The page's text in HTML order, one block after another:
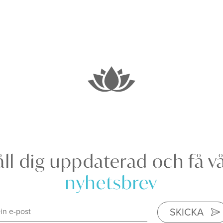
dig uppdaterad och få
nyhetsbrev
SKICKA